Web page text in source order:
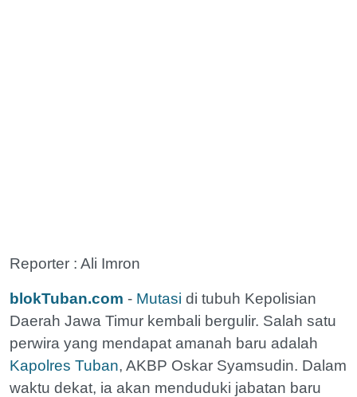
Reporter : Ali Imron
blokTuban.com - Mutasi di tubuh Kepolisian
Daerah Jawa Timur kembali bergulir. Salah satu
perwira yang mendapat amanah baru adalah
Kapolres Tuban, AKBP Oskar Syamsudin. Dalam
waktu dekat, ia akan menduduki jabatan baru